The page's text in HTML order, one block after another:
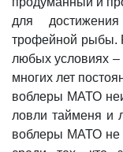
для
трофейной рыбы.
любых условиях –
многих лет
воблеры МАТО
ловли тайменя и
воблеры МАТО не